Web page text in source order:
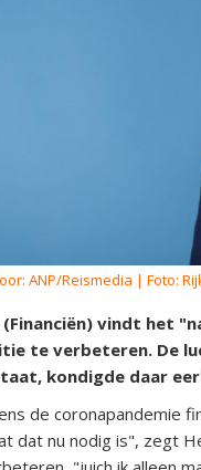
ANP/Reismedia | Foto:
(Financiën) vindt het
te verbeteren. De
kondigde daar
de coronapandemie
dat nu nodig is", zegt